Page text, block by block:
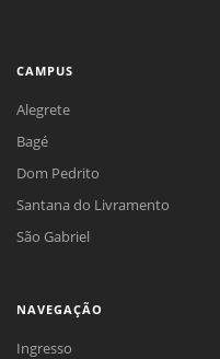
CAMPUS
Alegrete
Bagé
Dom Pedrito
Santana do Livramento
São Gabriel
NAVEGAÇÃO
Ingresso